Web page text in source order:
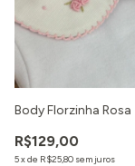
Body Florzinha Rosa
R$129,00
5xde R$25,80 sem juros